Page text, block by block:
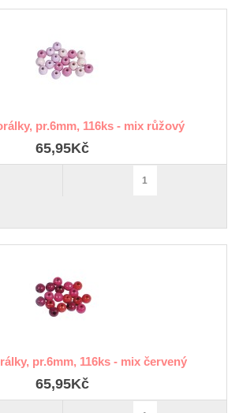
pr.6mm, 116ks - mix růžový
65,95Kč
pr.6mm, 116ks - mix červený
65,95Kč